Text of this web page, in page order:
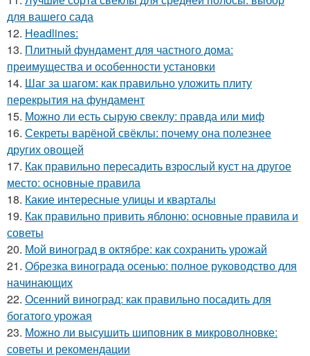
для вашего сада
12. Headlines:
13. Плитный фундамент для частного дома:
преимущества и особенности установки
14. Шаг за шагом: как правильно уложить плиту
перекрытия на фундамент
15. Можно ли есть сырую свеклу: правда или миф
16. Секреты варёной свёклы: почему она полезнее
других овощей
17. Как правильно пересадить взрослый куст на другое
место: основные правила
18. Какие интересные улицы и кварталы
19. Как правильно привить яблоню: основные правила и
советы
20. Мой виноград в октябре: как сохранить урожай
21. Обрезка винограда осенью: полное руководство для
начинающих
22. Осенний виноград: как правильно посадить для
богатого урожая
23. Можно ли высушить шиповник в микроволновке:
советы и рекомендации